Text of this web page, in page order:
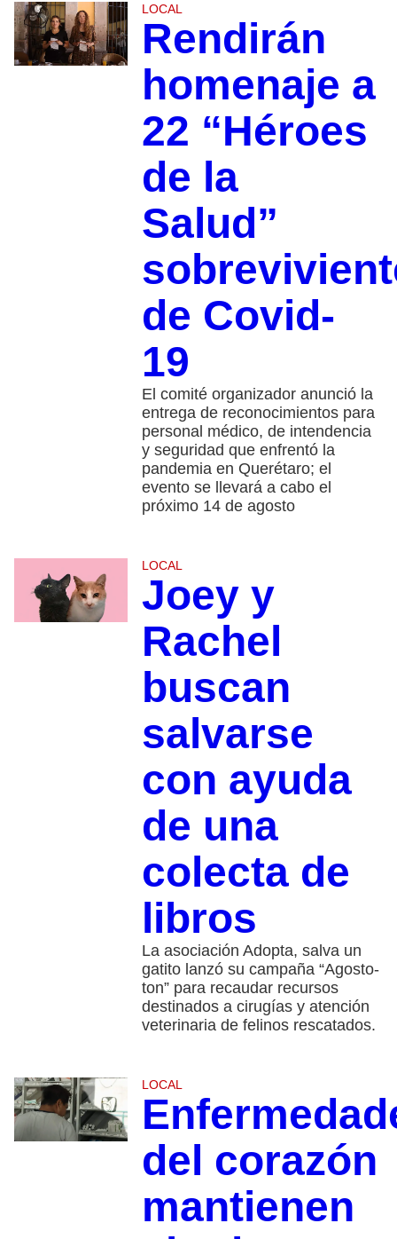
LOCAL
Rendirán
homenaje a
22 “Héroes
de la
Salud”
de Covid-
19
El comité organizador anunció la
entrega de reconocimientos para
personal médico, de intendencia
y seguridad que enfrentó la
pandemia en Querétaro; el
evento se llevará a cabo el
próximo 14 de agosto
LOCAL
Joey y
Rachel
buscan
salvarse
con ayuda
de una
colecta de
libros
La asociación Adopta, salva un
gatito lanzó su campaña “Agosto-
ton” para recaudar recursos
destinados a cirugías y atención
veterinaria de felinos rescatados.
LOCAL
del corazón
mantienen